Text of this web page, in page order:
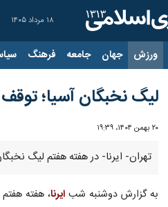
۱۸ مرداد ۱۴۰۵
ورزش جهان جامعه فرهنگ
لیگ نخبگان آسیا؛
۲۰ بهمن ۱۴۰۴، ۱۹:۳۹